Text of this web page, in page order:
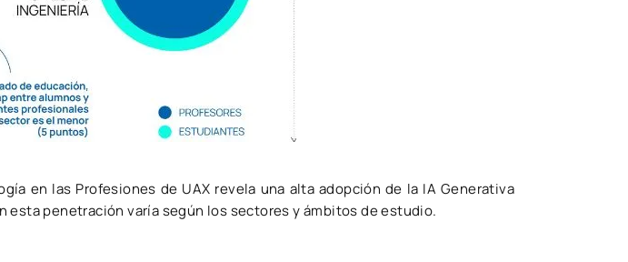
en las Profesiones de UAX revela una alta adopción de la IA Generativa
penetración varía según los sectores y ámbitos de estudio.